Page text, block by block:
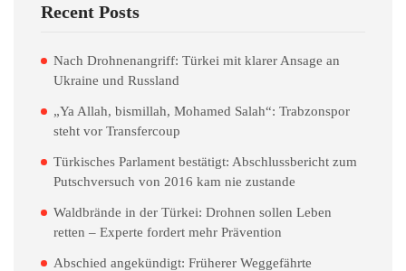
Recent Posts
Nach Drohnenangriff: Türkei mit klarer Ansage an
Ukraine und Russland
„Ya Allah, bismillah, Mohamed Salah“: Trabzonspor
steht vor Transfercoup
Türkisches Parlament bestätigt: Abschlussbericht zum
Putschversuch von 2016 kam nie zustande
Waldbrände in der Türkei: Drohnen sollen Leben
retten – Experte fordert mehr Prävention
Abschied angekündigt: Früherer Weggefährte